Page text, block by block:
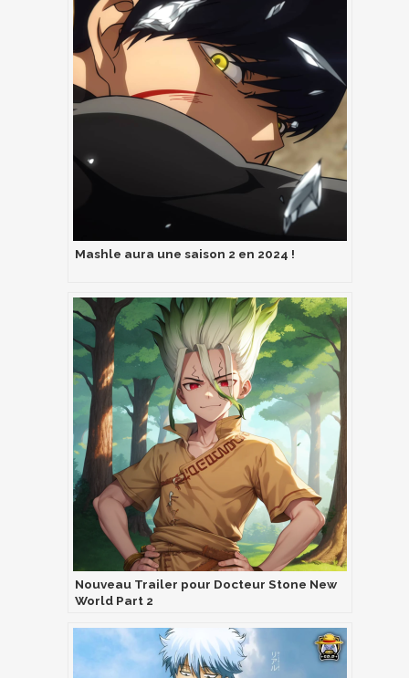
Mashle aura une saison 2 en 2024 !
Nouveau Trailer pour Docteur Stone New
World Part 2